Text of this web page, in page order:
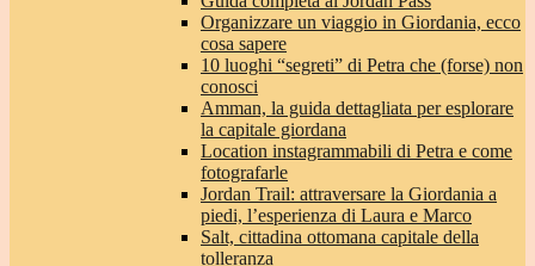
Organizzare un viaggio in Giordania, ecco
cosa sapere
10 luoghi “segreti” di Petra che (forse) non
conosci
Amman, la guida dettagliata per esplorare
la capitale giordana
Location instagrammabili di Petra e come
fotografarle
Jordan Trail: attraversare la Giordania a
piedi, l’esperienza di Laura e Marco
Salt, cittadina ottomana capitale della
tolleranza